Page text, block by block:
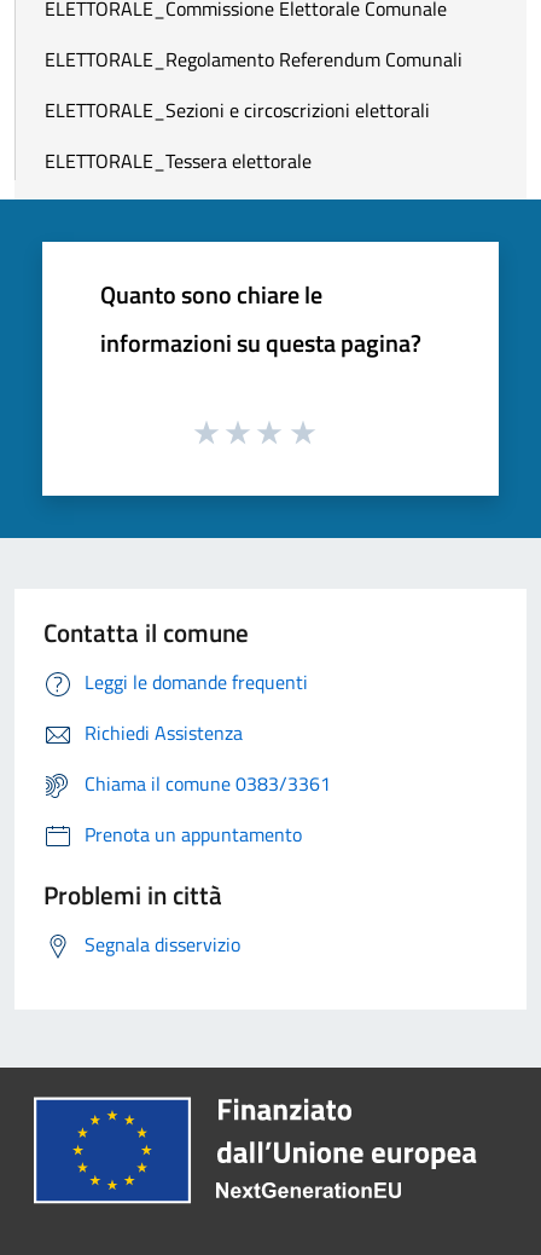
ELETTORALE_Commissione Elettorale Comunale
ELETTORALE_Regolamento Referendum Comunali
ELETTORALE_Sezioni e circoscrizioni elettorali
ELETTORALE_Tessera elettorale
Quanto sono chiare le
informazioni su questa pagina?
Contatta il comune
Leggi le domande frequenti
Richiedi Assistenza
Chiama il comune 0383/3361
Prenota un appuntamento
Problemi in città
Segnala disservizio